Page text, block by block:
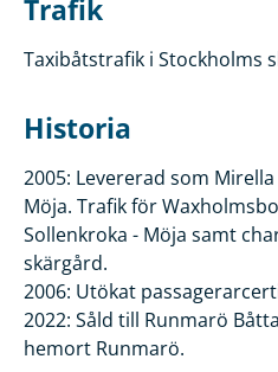
Trafik
Taxibåtstrafik i Stockholms
Historia
2005: Levererad som Mirella
Möja. Trafik för
Sollenkroka - Möja samt
skärgård.
2006: Utökat
2022: Såld till Runmarö
hemort Runmarö.